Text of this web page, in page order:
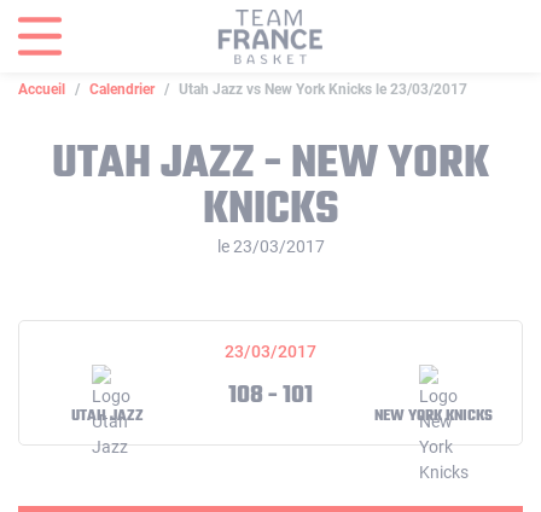
Accueil Calendrier Utah Jazz vs New York Knicks le 23/03/2017
UTAH JAZZ - NEW YORK
KNICKS
le 23/03/2017
23/03/2017
UTAH JAZZ
108 - 101
NEW YORK KNICKS
Panneau de gestion des cookies